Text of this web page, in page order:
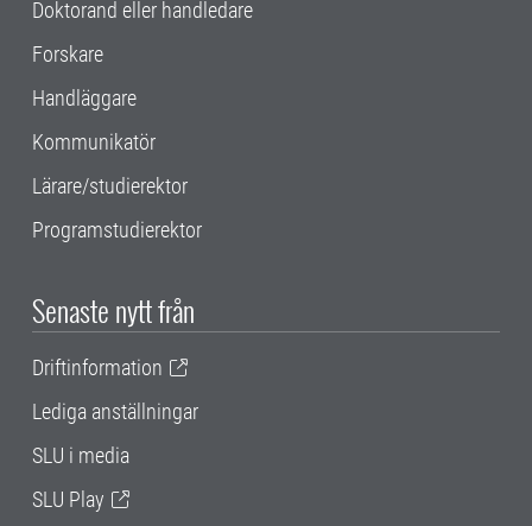
Doktorand eller handledare
Forskare
Handläggare
Kommunikatör
Lärare/studierektor
Programstudierektor
Senaste nytt från
Driftinformation
Lediga anställningar
SLU i media
SLU Play